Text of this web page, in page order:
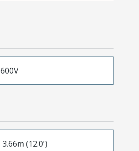
600V
3.66m (12.0')